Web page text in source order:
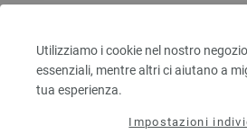
Utilizziamo i cookie nel nostro
essenziali, mentre altri ci aiutano a
tua esperienza.
Impostazioni
Ago circolare da maglia
lunghezza 80 cm